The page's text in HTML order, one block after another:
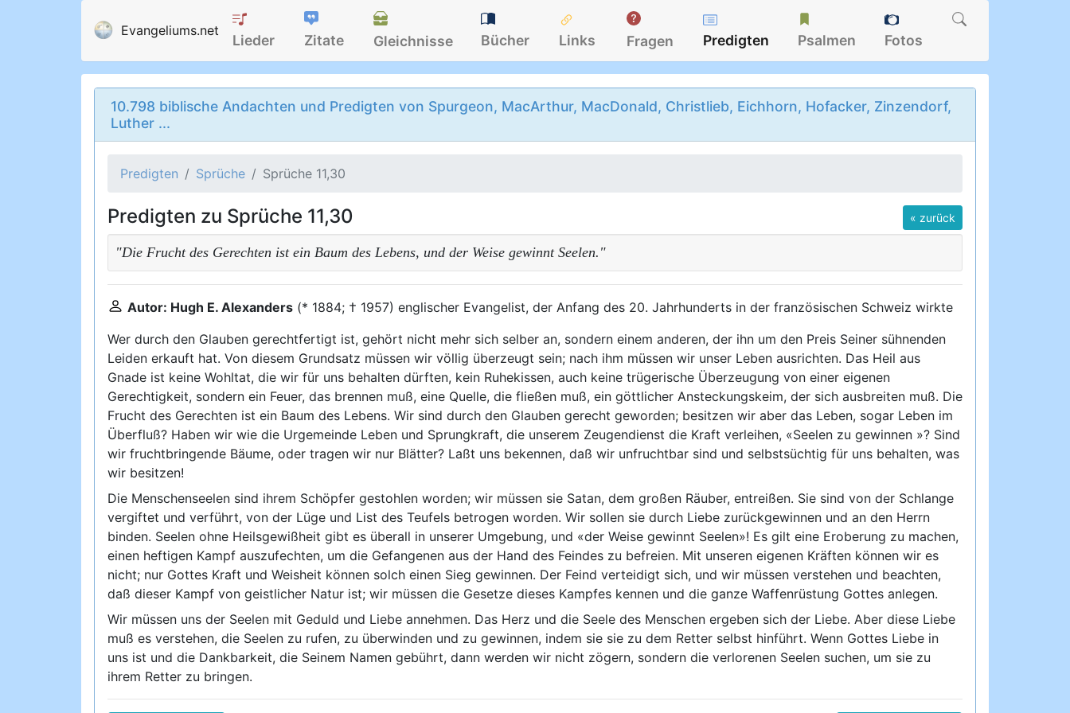
Evangeliums.net
Lieder Zitate Gleichnisse Bücher Links Fragen Predigten Psalmen Fotos
10.798 biblische Andachten und Predigten von Spurgeon, MacArthur, MacDonald, Christlieb, Eichhorn, Hofacker, Zinzendorf,
Luther ...
Predigten Sprüche Sprüche 11,30
« zurück
Predigten zu Sprüche 11,30
"Die Frucht des Gerechten ist ein Baum des Lebens, und der Weise gewinnt Seelen."
Autor: Hugh E. Alexanders (* 1884; † 1957) englischer Evangelist, der Anfang des 20. Jahrhunderts in der französischen Schweiz wirkte
Wer durch den Glauben gerechtfertigt ist, gehört nicht mehr sich selber an, sondern einem anderen, der ihn um den Preis Seiner sühnenden
Leiden erkauft hat. Von diesem Grundsatz müssen wir völlig überzeugt sein; nach ihm müssen wir unser Leben ausrichten. Das Heil aus
Gnade ist keine Wohltat, die wir für uns behalten dürften, kein Ruhekissen, auch keine trügerische Überzeugung von einer eigenen
Gerechtigkeit, sondern ein Feuer, das brennen muß, eine Quelle, die fließen muß, ein göttlicher Ansteckungskeim, der sich ausbreiten muß. Die
Frucht des Gerechten ist ein Baum des Lebens. Wir sind durch den Glauben gerecht geworden; besitzen wir aber das Leben, sogar Leben im
Überfluß? Haben wir wie die Urgemeinde Leben und Sprungkraft, die unserem Zeugendienst die Kraft verleihen, «Seelen zu gewinnen »? Sind
wir fruchtbringende Bäume, oder tragen wir nur Blätter? Laßt uns bekennen, daß wir unfruchtbar sind und selbstsüchtig für uns behalten, was
wir besitzen!
Die Menschenseelen sind ihrem Schöpfer gestohlen worden; wir müssen sie Satan, dem großen Räuber, entreißen. Sie sind von der Schlange
vergiftet und verführt, von der Lüge und List des Teufels betrogen worden. Wir sollen sie durch Liebe zurückgewinnen und an den Herrn
binden. Seelen ohne Heilsgewißheit gibt es überall in unserer Umgebung, und «der Weise gewinnt Seelen»! Es gilt eine Eroberung zu machen,
einen heftigen Kampf auszufechten, um die Gefangenen aus der Hand des Feindes zu befreien. Mit unseren eigenen Kräften können wir es
nicht; nur Gottes Kraft und Weisheit können solch einen Sieg gewinnen. Der Feind verteidigt sich, und wir müssen verstehen und beachten,
daß dieser Kampf von geistlicher Natur ist; wir müssen die Gesetze dieses Kampfes kennen und die ganze Waffenrüstung Gottes anlegen.
Wir müssen uns der Seelen mit Geduld und Liebe annehmen. Das Herz und die Seele des Menschen ergeben sich der Liebe. Aber diese Liebe
muß es verstehen, die Seelen zu rufen, zu überwinden und zu gewinnen, indem sie sie zu dem Retter selbst hinführt. Wenn Gottes Liebe in
uns ist und die Dankbarkeit, die Seinem Namen gebührt, dann werden wir nicht zögern, sondern die verlorenen Seelen suchen, um sie zu
ihrem Retter zu bringen.